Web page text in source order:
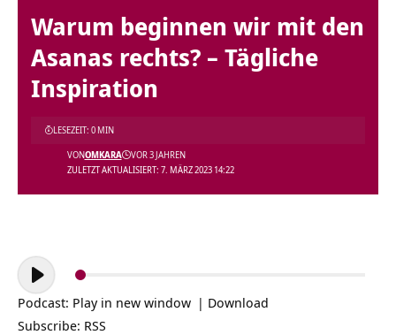
Warum beginnen wir mit den
Asanas rechts? – Tägliche
Inspiration
ZULETZT AKTUALISIERT: 7. MÄRZ 2023 14:22
VONOMKARA VOR 3 JAHREN
LESEZEIT: 0 MIN
Audio-
Player
Podcast: Play in new window | Download
Subscribe: RSS